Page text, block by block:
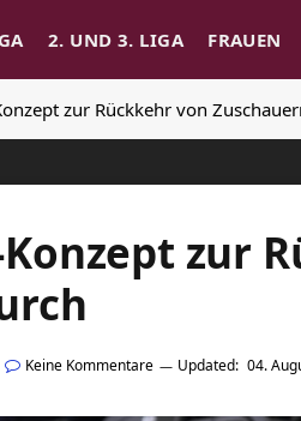
2. UND 3. LIGA FRAUEN
zur Rückkehr von
zur
Keine Kommentare Updated: 04.